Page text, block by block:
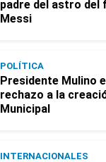
padre del astro del
Messi
POLÍTICA
Presidente Mulino
rechazo a la
Municipal
INTERNACIONALES